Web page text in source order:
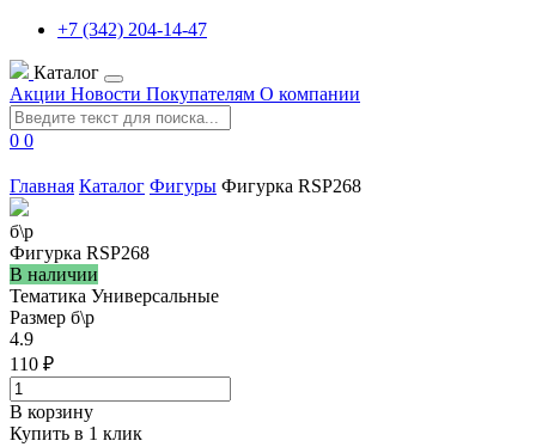
+7 (342) 204-14-47
Каталог
Акции Новости Покупателям О компании
0 0
Главная Каталог Фигуры Фигурка RSP268
б\р
Фигурка RSP268
В наличии
Тематика Универсальные
Размер б\р
4.9
110 ₽
В корзину
Купить в 1 клик